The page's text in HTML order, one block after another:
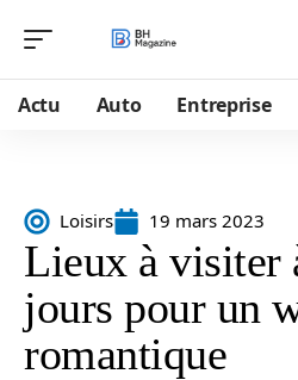
Actu Auto Entreprise
Loisirs 19 mars 2023
Lieux à visiter
jours pour un
romantique